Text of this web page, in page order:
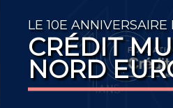
LE 10E ANNIVERSAIRE
CRÉDIT
NORD